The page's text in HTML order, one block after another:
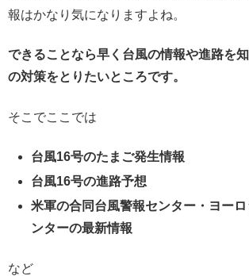
報はかなり気になりますよね。
できることなら早く台風の情報や進路を
の対策をとりたいところです。
そこでここでは
台風16号のたまご発生情報
台風16号の進路予想
米軍の合同台風警報センター・ヨー
ンターの最新情報
など